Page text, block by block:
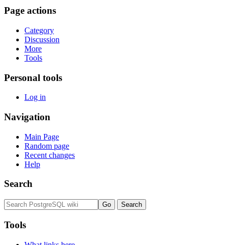
Page actions
Category
Discussion
More
Tools
Personal tools
Log in
Navigation
Main Page
Random page
Recent changes
Help
Search
Tools